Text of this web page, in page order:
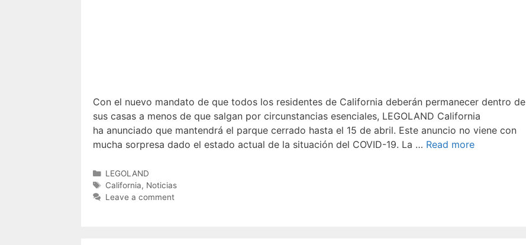
Con el nuevo mandato de que todos los residentes de California deberán permanecer dentro de
sus casas a menos de que salgan por circunstancias esenciales, LEGOLAND California
ha anunciado que mantendrá el parque cerrado hasta el 15 de abril. Este anuncio no viene con
mucha sorpresa dado el estado actual de la situación del COVID-19. La … Read more
Categories
LEGOLAND
Tags
California, Noticias
Leave a comment